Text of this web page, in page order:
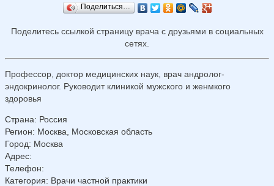
Поделиться…
Поделитесь ссылкой страницу врача с друзьями в социальных
сетях.
Профессор, доктор медицинских наук, врач андролог-
эндокринолог. Руководит клиникой мужского и женмкого
здоровья
Страна: Россия
Регион: Москва, Московская область
Город: Москва
Адрес:
Телефон:
Категория: Врачи частной практики